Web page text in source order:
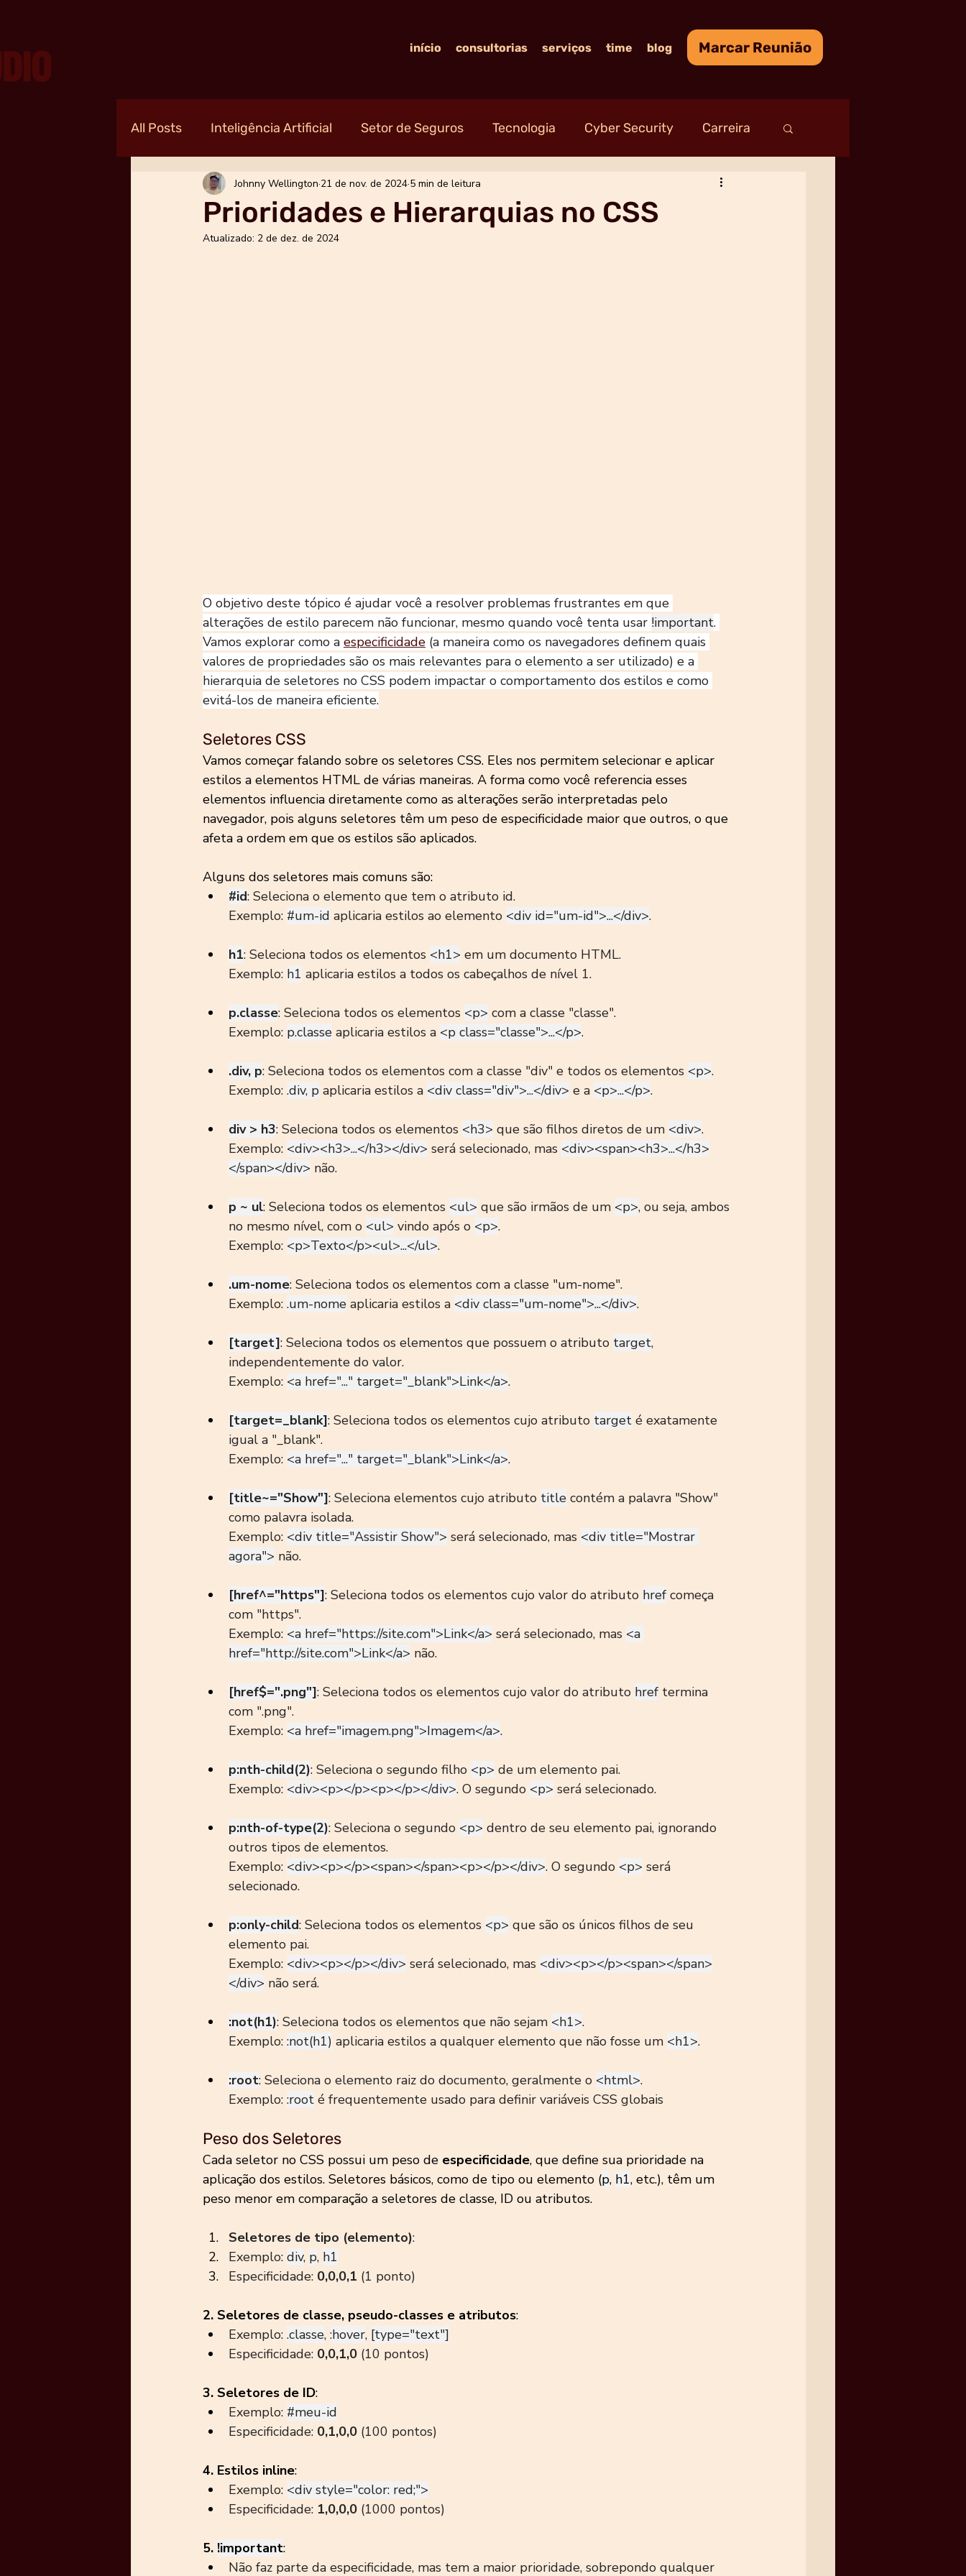
início consultorias serviços time blog Marcar Reunião
All Posts Inteligência Artificial Setor de Seguros Tecnologia Cyber Security Carreira
Prioridades e Hierarquias no CSS
Johnny Wellington 21 de nov. de 2024 5 min de leitura
Atualizado: 2 de dez. de 2024
O objetivo deste tópico é ajudar você a resolver problemas frustrantes em que
alterações de estilo parecem não funcionar, mesmo quando você tenta usar !important.
Vamos explorar como a especificidade (a maneira como os navegadores definem quais
valores de propriedades são os mais relevantes para o elemento a ser utilizado) e a
hierarquia de seletores no CSS podem impactar o comportamento dos estilos e como
evitá-los de maneira eficiente.
Seletores CSS
Vamos começar falando sobre os seletores CSS. Eles nos permitem selecionar e aplicar
estilos a elementos HTML de várias maneiras. A forma como você referencia esses
elementos influencia diretamente como as alterações serão interpretadas pelo
navegador, pois alguns seletores têm um peso de especificidade maior que outros, o que
afeta a ordem em que os estilos são aplicados.
Alguns dos seletores mais comuns são:
#id: Seleciona o elemento que tem o atributo id.
Exemplo: #um-id aplicaria estilos ao elemento <div id="um-id">...</div>.
h1: Seleciona todos os elementos <h1> em um documento HTML.
Exemplo: h1 aplicaria estilos a todos os cabeçalhos de nível 1.
p.classe: Seleciona todos os elementos <p> com a classe "classe".
Exemplo: p.classe aplicaria estilos a <p class="classe">...</p>.
.div, p: Seleciona todos os elementos com a classe "div" e todos os elementos <p>.
Exemplo: .div, p aplicaria estilos a <div class="div">...</div> e a <p>...</p>.
div > h3: Seleciona todos os elementos <h3> que são filhos diretos de um <div>.
Exemplo: <div><h3>...</h3></div> será selecionado, mas <div><span><h3>...</h3>
</span></div> não.
p ~ ul: Seleciona todos os elementos <ul> que são irmãos de um <p>, ou seja, ambos
no mesmo nível, com o <ul> vindo após o <p>.
Exemplo: <p>Texto</p><ul>...</ul>.
.um-nome: Seleciona todos os elementos com a classe "um-nome".
Exemplo: .um-nome aplicaria estilos a <div class="um-nome">...</div>.
[target]: Seleciona todos os elementos que possuem o atributo target,
independentemente do valor.
Exemplo: <a href="..." target="_blank">Link</a>.
[target=_blank]: Seleciona todos os elementos cujo atributo target é exatamente
igual a "_blank".
Exemplo: <a href="..." target="_blank">Link</a>.
[title~="Show"]: Seleciona elementos cujo atributo title contém a palavra "Show"
como palavra isolada.
Exemplo: <div title="Assistir Show"> será selecionado, mas <div title="Mostrar
agora"> não.
[href^="https"]: Seleciona todos os elementos cujo valor do atributo href começa
com "https".
Exemplo: <a href="https://site.com">Link</a> será selecionado, mas <a
href="http://site.com">Link</a> não.
[href$=".png"]: Seleciona todos os elementos cujo valor do atributo href termina
com ".png".
Exemplo: <a href="imagem.png">Imagem</a>.
p:nth-child(2): Seleciona o segundo filho <p> de um elemento pai.
Exemplo: <div><p></p><p></p></div>. O segundo <p> será selecionado.
p:nth-of-type(2): Seleciona o segundo <p> dentro de seu elemento pai, ignorando
outros tipos de elementos.
Exemplo: <div><p></p><span></span><p></p></div>. O segundo <p> será
selecionado.
p:only-child: Seleciona todos os elementos <p> que são os únicos filhos de seu
elemento pai.
Exemplo: <div><p></p></div> será selecionado, mas <div><p></p><span></span>
</div> não será.
:not(h1): Seleciona todos os elementos que não sejam <h1>.
Exemplo: :not(h1) aplicaria estilos a qualquer elemento que não fosse um <h1>.
:root: Seleciona o elemento raiz do documento, geralmente o <html>.
Exemplo: :root é frequentemente usado para definir variáveis CSS globais
Peso dos Seletores
Cada seletor no CSS possui um peso de especificidade, que define sua prioridade na
aplicação dos estilos. Seletores básicos, como de tipo ou elemento (p, h1, etc.), têm um
peso menor em comparação a seletores de classe, ID ou atributos.
Seletores de tipo (elemento):
Exemplo: div, p, h1
Especificidade: 0,0,0,1 (1 ponto)
2. Seletores de classe, pseudo-classes e atributos:
Exemplo: .classe, :hover, [type="text"]
Especificidade: 0,0,1,0 (10 pontos)
3. Seletores de ID:
Exemplo: #meu-id
Especificidade: 0,1,0,0 (100 pontos)
4. Estilos inline:
Exemplo: <div style="color: red;">
Especificidade: 1,0,0,0 (1000 pontos)
5. !important:
Não faz parte da especificidade, mas tem a maior prioridade, sobrepondo qualquer